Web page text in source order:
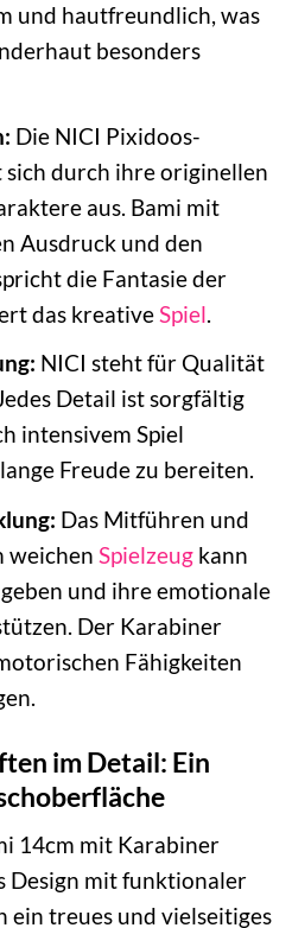
und hautfreundlich, was
besonders
Die NICI Pixidoos-
durch ihre originellen
aus. Bami mit
Ausdruck und den
die Fantasie der
das kreative Spiel
NICI steht für Qualität
Detail ist sorgfältig
intensivem Spiel
Freude zu bereiten.
Das Mitführen und
weichen Spielzeugkann
und ihre emotionale
Der Karabiner
Fähigkeiten
im Detail: Ein
14cm mit Karabiner
Design mit funktionaler
ein treues und vielseitiges